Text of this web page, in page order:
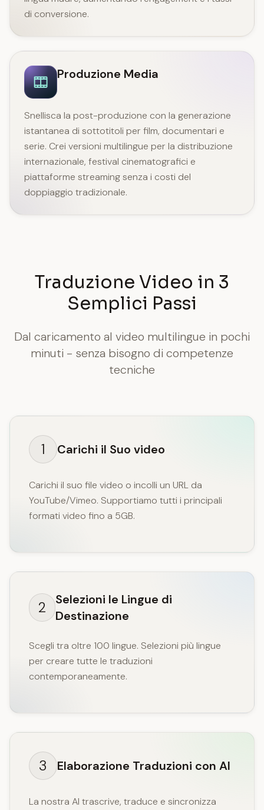
di conversione.
Produzione Media
Snellisca la post-produzione con la generazione
istantanea di sottotitoli per film, documentari e
serie. Crei versioni multilingue per la distribuzione
internazionale, festival cinematografici e
piattaforme streaming senza i costi del
doppiaggio tradizionale.
Traduzione Video in 3
Semplici Passi
Dal caricamento al video multilingue in pochi
minuti - senza bisogno di competenze
tecniche
1 Carichi il Suo video
Carichi il suo file video o incolli un URL da
YouTube/Vimeo. Supportiamo tutti i principali
formati video fino a 5GB.
2
Selezioni le Lingue di
Destinazione
Scegli tra oltre 100 lingue. Selezioni più lingue
per creare tutte le traduzioni
contemporaneamente.
3 Elaborazione Traduzioni con AI
La nostra AI trascrive, traduce e sincronizza